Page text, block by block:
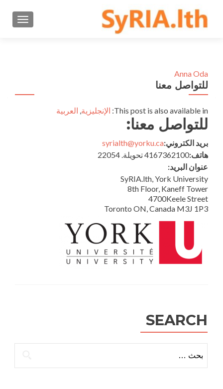
Anna Oda
للتواصل معنا
This post is also available in: الإنجليزية العربية
للتواصل معنا:
بريد الكتروني:syrialth@yorku.ca
هاتف:4167362100 تحويلة. 22054
عنوان البريد:
SyRIA.lth, York University
8th Floor, Kaneff Tower
4700Keele Street
Toronto ON, Canada M3J 1P3
SEARCH
عن: